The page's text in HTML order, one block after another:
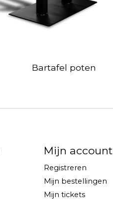
Bartafel poten
Mijn account
Registreren
Mijn bestellingen
Mijn tickets